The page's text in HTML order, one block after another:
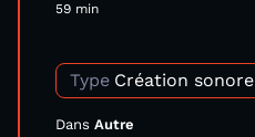
59 min
Type Création sonore
Dans Autre